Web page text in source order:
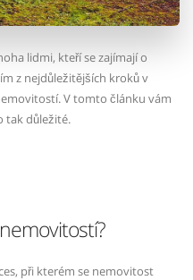
lidmi, kteří se zajímají o
z nejdůležitějších kroků v
V tomto článku vám
tak důležité.
při kterém se nemovitost